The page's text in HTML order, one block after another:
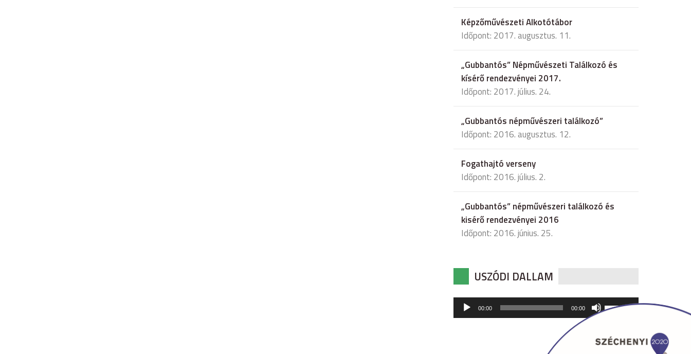
Képzőművészeti Alkotótábor
Időpont: 2017. augusztus. 11.
„Gubbantós” Népművészeti Találkozó és
kísérő rendezvényei 2017.
Időpont: 2017. július. 24.
„Gubbantós népművészeri találkozó”
Időpont: 2016. augusztus. 12.
Fogathajtó verseny
Időpont: 2016. július. 2.
„Gubbantós” népművészeri találkozó és
kisérő rendezvényei 2016
Időpont: 2016. június. 25.
USZÓDI DALLAM
Audió
lejátszó
00:00 00:00
hangerő
csökkentéséhez